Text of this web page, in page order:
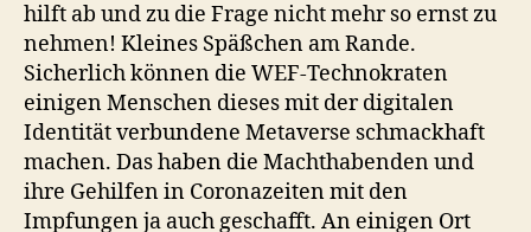
hilft ab und zu die Frage nicht mehr so ernst zu
nehmen! Kleines Späßchen am Rande.
Sicherlich können die WEF-Technokraten
einigen Menschen dieses mit der digitalen
Identität verbundene Metaverse schmackhaft
machen. Das haben die Machthabenden und
ihre Gehilfen in Coronazeiten mit den
Impfungen ja auch geschafft. An einigen Ort